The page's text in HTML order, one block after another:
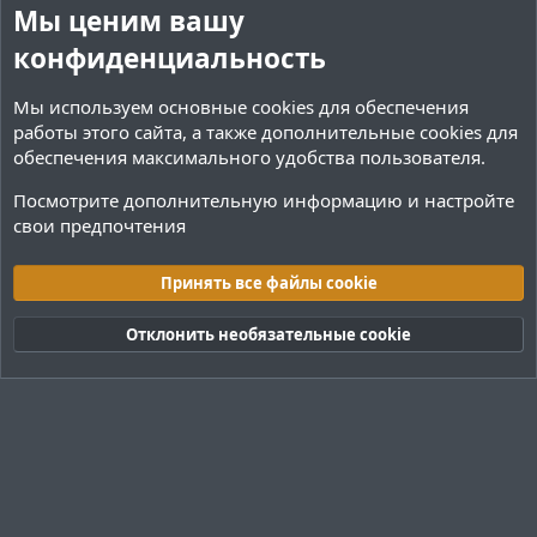
г
о
о
с
о
с
Cookies Тёмная (2020)
Русский (RU)
Обратная связь
Условия и правила
Политика конфиденциальности
Помощь
R
Мы ценим вашу
конфиденциальность
Мы используем основные cookies для обеспечения
работы этого сайта, а также дополнительные cookies для
обеспечения максимального удобства пользователя.
Посмотрите дополнительную информацию и настройте
свои предпочтения
Принять все файлы cookie
Отклонить необязательные cookie